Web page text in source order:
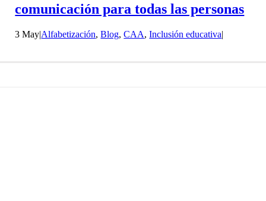
comunicación para todas las personas
3 May|Alfabetización,Blog,CAA,Inclusión educativa|